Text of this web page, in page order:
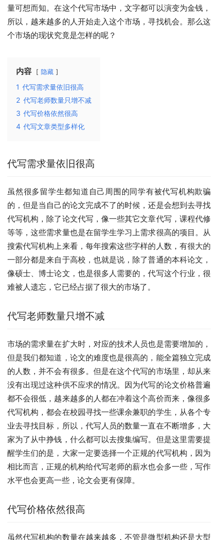
量可想而知。在这个代写市场中，文字都可以演变为金钱，
所以，越来越多的人开始走入这个市场，寻找机会。那么这
个市场的现状究竟是怎样的呢？
内容 隐藏
1 代写需求量依旧很高
2 代写老师数量只增不减
3 代写价格依然很高
4 代写文章类型多样化
代写需求量依旧很高
虽然很多留学生都知道自己周围的同学有被代写机构欺骗
的，但是当自己的论文完成不了的时候，还是会想到去寻找
代写机构，除了论文代写，像一些其它文章代写，课程代修
等等，这些需求量也是在留学生学习上需求很高的项目。从
搜索代写机构上来看，每年搜索这些字样的人数，有很大的
一部分都是来自于高校，也就是说，除了普通的本科论文，
像硕士、博士论文，也是很多人需要的，代写这个行业，很
难被人遗忘，它已经占据了很大的市场了。
代写老师数量只增不减
市场的需求量在扩大时，对应的技术人员也是需要增加的，
但是我们都知道，论文的难度也是很高的，能全篇独立完成
的人数，并不会有很多。但是在这个代写的市场里，却从来
没有出现过这种供不应求的情况。因为代写的论文价格普遍
都不会很低，越来越多的人都在冲着这个高价而来，像很多
代写机构，都会在校园寻找一些课余兼职的学生，从各个专
业去寻找目标，所以，代写人员的数量一直在不断增多，大
家为了从中挣钱，什么都可以去搜集编写。但是这里需要提
醒学生们的是，大家一定要选择一个正规的代写机构，因为
相比而言，正规的机构给代写老师的薪水也会多一些，写作
水平也会更高一些，论文会更有保障。
代写价格依然很高
虽然代写机构的数量在越来越多，不管是微型机构还是大型